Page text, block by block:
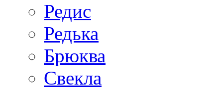
Редис
Редька
Брюква
Свекла